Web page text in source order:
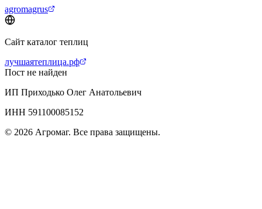
agromagrus
Сайт каталог теплиц
лучшаятеплица.рф
Пост не найден
ИП Приходько Олег Анатольевич
ИНН 591100085152
© 2026 Агромаг. Все права защищены.